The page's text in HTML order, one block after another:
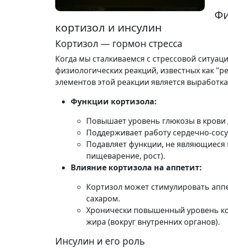
кортизол и инсулин
Кортизол — гормон стресса
Когда мы сталкиваемся с стрессовой
физиологических реакций, известных как
элементов этой реакции является
Функции кортизола:
Повышает уровень глюкозы в крови
Поддерживает работу сердечно-
Подавляет функции, не
пищеварение, рост).
Влияние кортизола на аппетит:
Кортизол может стимулировать
сахаром.
Хронически повышенный уровень
жира (вокруг внутренних органов).
Инсулин и его роль